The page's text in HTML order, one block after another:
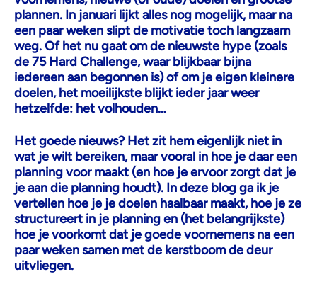
plannen. In januari lijkt alles nog mogelijk, maar na
een paar weken slipt de motivatie toch langzaam
weg. Of het nu gaat om de nieuwste hype (zoals
de 75 Hard Challenge, waar blijkbaar bijna
iedereen aan begonnen is) of om je eigen kleinere
doelen, het moeilijkste blijkt ieder jaar weer
hetzelfde: het volhouden…
Het goede nieuws? Het zit hem eigenlijk niet in
wat je wilt bereiken, maar vooral in hoe je daar een
planning voor maakt (en hoe je ervoor zorgt dat je
je aan die planning houdt). In deze blog ga ik je
vertellen hoe je je doelen haalbaar maakt, hoe je ze
structureert in je planning en (het belangrijkste)
hoe je voorkomt dat je goede voornemens na een
paar weken samen met de kerstboom de deur
uitvliegen.